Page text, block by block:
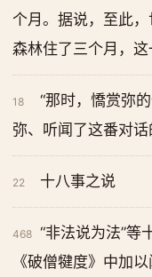
个月。据说，至此
森林住了三个月，这
18
“那时，憍赏弥
弥、听闻了这番对话
22 十八事之说
468
“非法说为法”等
《破僧犍度》中加以